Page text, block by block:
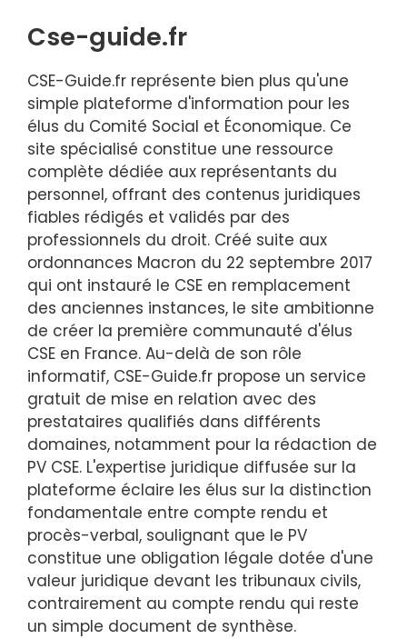
Cse-guide.fr
CSE-Guide.fr représente bien plus qu'une
simple plateforme d'information pour les
élus du Comité Social et Économique. Ce
site spécialisé constitue une ressource
complète dédiée aux représentants du
personnel, offrant des contenus juridiques
fiables rédigés et validés par des
professionnels du droit. Créé suite aux
ordonnances Macron du 22 septembre 2017
qui ont instauré le CSE en remplacement
des anciennes instances, le site ambitionne
de créer la première communauté d'élus
CSE en France. Au-delà de son rôle
informatif, CSE-Guide.fr propose un service
gratuit de mise en relation avec des
prestataires qualifiés dans différents
domaines, notamment pour la rédaction de
PV CSE. L'expertise juridique diffusée sur la
plateforme éclaire les élus sur la distinction
fondamentale entre compte rendu et
procès-verbal, soulignant que le PV
constitue une obligation légale dotée d'une
valeur juridique devant les tribunaux civils,
contrairement au compte rendu qui reste
un simple document de synthèse.